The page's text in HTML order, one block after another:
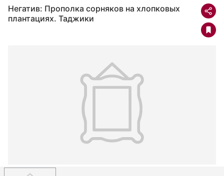
Негатив: Прополка сорняков на хлопковых
плантациях. Таджики